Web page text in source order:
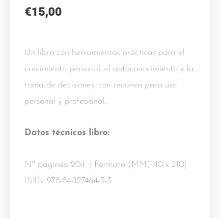
€15,00
Un libro con herramientas prácticas para el
crecimiento personal, el autoconocimiento y la
toma de decisiones, con recursos para uso
personal y profesional.
Datos técnicos libro:
Nº páginas: 204 | Formato (MM)140 x 210|
ISBN 978-84-127464-3-3